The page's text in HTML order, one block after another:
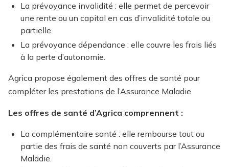
La prévoyance invalidité : elle permet de percevoir
une rente ou un capital en cas d’invalidité totale ou
partielle.
La prévoyance dépendance : elle couvre les frais liés
à la perte d’autonomie.
Agrica propose également des offres de santé pour
compléter les prestations de l’Assurance Maladie.
Les offres de santé d’Agrica comprennent :
La complémentaire santé : elle rembourse tout ou
partie des frais de santé non couverts par l’Assurance
Maladie.